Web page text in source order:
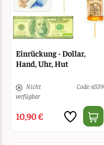
Einrückung - Dollar,
Hand, Uhr, Hut
Nicht
verfügbar
Code: 6559
10,90 €